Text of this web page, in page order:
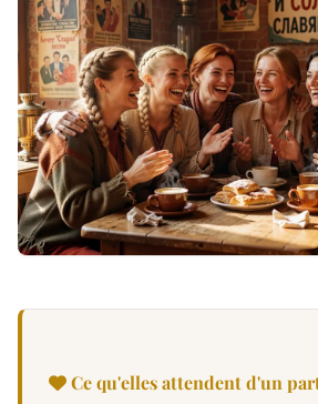
Ce qu'elles attendent d'un